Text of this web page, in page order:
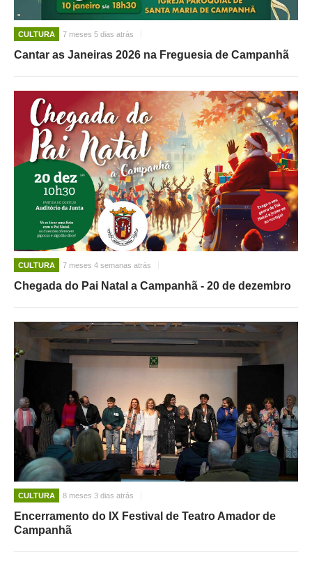
CULTURA 7 meses 5 dias atrás
Cantar as Janeiras 2026 na Freguesia de Campanhã
CULTURA 7 meses 4 semanas atrás
Chegada do Pai Natal a Campanhã - 20 de dezembro
CULTURA 8 meses 3 dias atrás
Encerramento do IX Festival de Teatro Amador de
Campanhã